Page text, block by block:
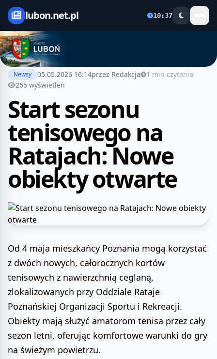
lubon.net.pl 10:37
Newsy 05.05.2026 16:14przez Redakcja
1 min czytania
265 wyświetleń
Start sezonu
tenisowego na
Ratajach: Nowe
obiekty otwarte
Od 4 maja mieszkańcy Poznania mogą korzystać
z dwóch nowych, całorocznych kortów
tenisowych z nawierzchnią ceglaną,
zlokalizowanych przy Oddziale Rataje
Poznańskiej Organizacji Sportu i Rekreacji.
Obiekty mają służyć amatorom tenisa przez cały
sezon letni, oferując komfortowe warunki do gry
na świeżym powietrzu.